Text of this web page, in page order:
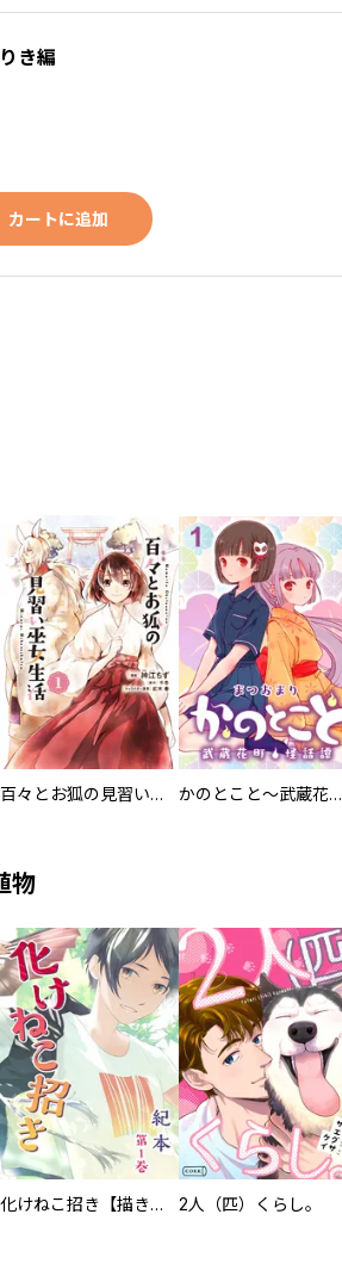
き編
カートに追加
百々とお狐の見習い巫女生活【単行本版】 かのとこと～武蔵花町怪話譚～ 【連載版】
物
化けねこ招き【描きおろし付合冊版】 2人（匹）くらし。